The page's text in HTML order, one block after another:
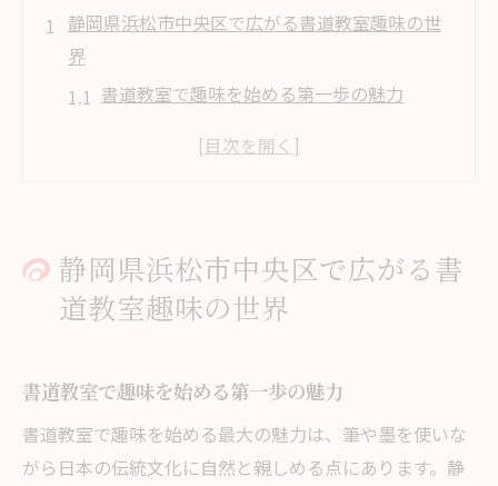
静岡県浜松市中央区で広がる書道教室趣味の世
界
書道教室で趣味を始める第一歩の魅力
大人も子どもも学べる書道教室の特徴
の特徴
趣味として楽しむ書道教室の魅力を深掘り
趣味としての書道教室で得られる達成感
書道教室で趣味仲間と交流する楽しさ
書道教室趣味で心と向き合う穏やかな時間
静岡県浜松市中央区で広がる書
道教室趣味の世界
書道教室で趣味を始める第一歩の魅力
書道教室で趣味を始める最大の魅力は、筆や墨を使いな
がら日本の伝統文化に自然と親しめる点にあります。静